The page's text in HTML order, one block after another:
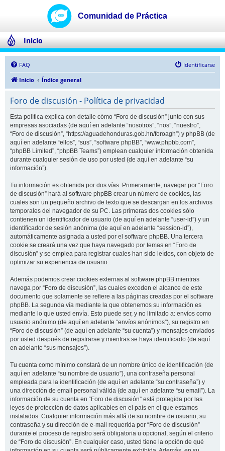
Inicio
FAQ
Identificarse
Inicio
Índice general
Foro de discusión - Política de privacidad
Esta política explica con detalle cómo “Foro de discusión” junto con sus
empresas asociadas (de aquí en adelante “nosotros”, “nos”, “nuestro”,
“Foro de discusión”, “https://aguadehonduras.gob.hn/foroagh”) y phpBB (de
aquí en adelante “ellos”, “sus”, “software phpBB”, “www.phpbb.com”,
“phpBB Limited”, “phpBB Teams”) emplean cualquier información obtenida
durante cualquier sesión de uso por usted (de aquí en adelante “su
información”).
Tu información es obtenida por dos vías. Primeramente, navegar por “Foro
de discusión” hará al software phpBB crear un número de cookies, las
cuales son un pequeño archivo de texto que se descargan en los archivos
temporales del navegador de su PC. Las primeras dos cookies sólo
contienen un identificador de usuario (de aquí en adelante “user-id”) y un
identificador de sesión anónima (de aquí en adelante “session-id”),
automáticamente asignada a usted por el software phpBB. Una tercera
cookie se creará una vez que haya navegado por temas en “Foro de
discusión” y se emplea para registrar cuales han sido leídos, con objeto de
optimizar su experiencia de usuario.
Además podemos crear cookies externas al software phpBB mientras
navega por “Foro de discusión”, las cuales exceden el alcance de este
documento que solamente se refiere a las páginas creadas por el software
phpBB. La segunda vía mediante la que obtenemos su información es
mediante lo que usted envía. Esto puede ser, y no limitado a: envíos como
usuario anónimo (de aquí en adelante “envíos anónimos”), su registro en
“Foro de discusión” (de aquí en adelante “su cuenta”) y mensajes enviados
por usted después de registrarse y mientras se haya identificado (de aquí
en adelante “sus mensajes”).
Tu cuenta como mínimo constará de un nombre único de identificación (de
aquí en adelante “su nombre de usuario”), una contraseña personal
empleada para la identificación (de aquí en adelante “su contraseña”) y
una dirección de email personal válida (de aquí en adelante “su email”). La
información de su cuenta en “Foro de discusión” está protegida por las
leyes de protección de datos aplicables en el país en el que estamos
instalados. Cualquier información más allá de su nombre de usuario, su
contraseña y su dirección de e-mail requerida por “Foro de discusión”
durante el proceso de registro será obligatoria u opcional, según el criterio
de “Foro de discusión”. En cualquier caso, usted tiene la opción de qué